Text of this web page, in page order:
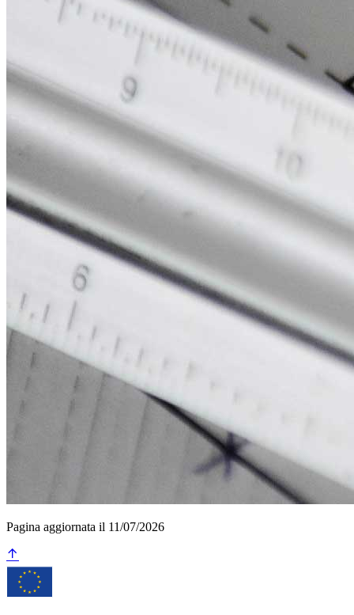
Pagina aggiornata il 11/07/2026